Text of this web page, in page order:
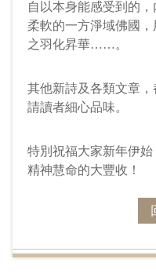
自以本身能感受到的，
柔軟的一方淨域佛國
之羽化昇華……。
其他新詩及各類文章
請讀者細心品味。
特別祝福大家新年伊
精神慧命的大豐收！
1 2 3